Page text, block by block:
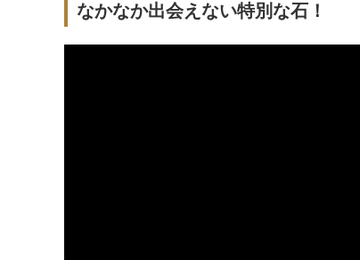
なかなか出会えない特別な石！